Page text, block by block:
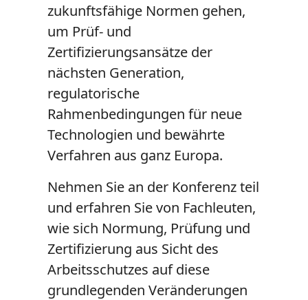
zukunftsfähige Normen gehen,
um Prüf- und
Zertifizierungsansätze der
nächsten Generation,
regulatorische
Rahmenbedingungen für neue
Technologien und bewährte
Verfahren aus ganz Europa.
Nehmen Sie an der Konferenz teil
und erfahren Sie von Fachleuten,
wie sich Normung, Prüfung und
Zertifizierung aus Sicht des
Arbeitsschutzes auf diese
grundlegenden Veränderungen